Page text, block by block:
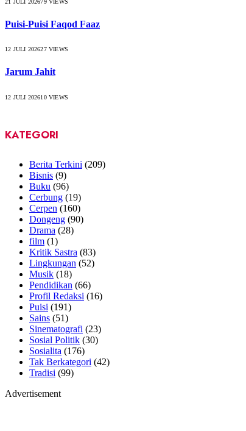
Puisi-Puisi Faqod Faaz
12 JULI 202627VIEWS
Jarum Jahit
12 JULI 202610VIEWS
KATEGORI
Berita Terkini (209)
Bisnis (9)
Buku (96)
Cerbung (19)
Cerpen (160)
Dongeng (90)
Drama (28)
film (1)
Kritik Sastra (83)
Lingkungan (52)
Musik (18)
Pendidikan (66)
Profil Redaksi (16)
Puisi (191)
Sains (51)
Sinematografi (23)
Sosial Politik (30)
Sosialita (176)
Tak Berkategori (42)
Tradisi (99)
Advertisement